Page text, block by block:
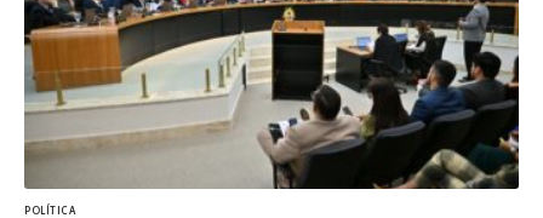
POLÍTICA